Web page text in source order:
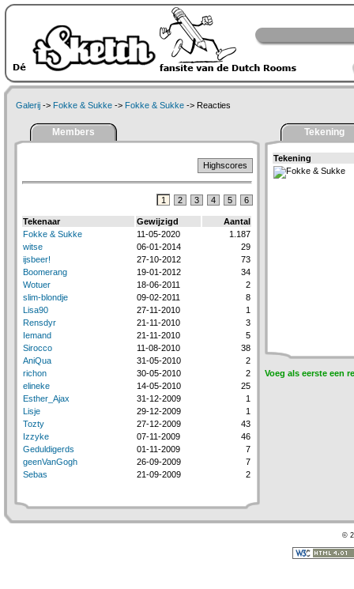
Galerij -> Fokke & Sukke -> Fokke & Sukke -> Reacties
Members
Highscores
1 2 3 4 5 6
Tekenaar Gewijzigd
Aantal
Fokke & Sukke
11-05-2020
1.187
witse
06-01-2014
29
ijsbeer!
27-10-2012
73
Boomerang
19-01-2012
34
Wotuer
18-06-2011
2
slim-blondje
09-02-2011
8
Lisa90
27-11-2010
1
Rensdyr
21-11-2010
3
Iemand
21-11-2010
5
Sirocco
11-08-2010
38
AniQua
31-05-2010
2
richon
30-05-2010
2
elineke
14-05-2010
25
Esther_Ajax
31-12-2009
1
Lisje
29-12-2009
1
Tozty
27-12-2009
43
Izzyke
07-11-2009
46
Geduldigerds
01-11-2009
7
geenVanGogh
26-09-2009
7
Sebas
21-09-2009 2
Tekening
Tekening
Voeg als eerste een
©